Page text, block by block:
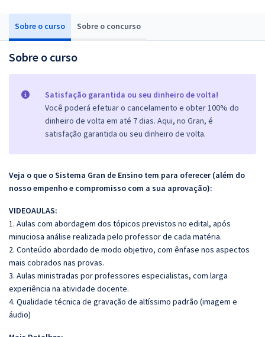
Sobre o curso Sobre o concurso
Sobre o curso
Satisfação garantida ou seu dinheiro de volta!
Você poderá efetuar o cancelamento e obter 100% do
dinheiro de volta em até 7 dias. Aqui, no Gran, é
satisfação garantida ou seu dinheiro de volta.
Veja o que o Sistema Gran de Ensino tem para oferecer (além do
nosso empenho e compromisso com a sua aprovação):
VIDEOAULAS:
1. Aulas com abordagem dos tópicos previstos no edital, após
minuciosa análise realizada pelo professor de cada matéria.
2. Conteúdo abordado de modo objetivo, com ênfase nos aspectos
mais cobrados nas provas.
3. Aulas ministradas por professores especialistas, com larga
experiência na atividade docente.
4. Qualidade técnica de gravação de altíssimo padrão (imagem e
áudio)